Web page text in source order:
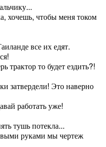
хочешь, чтобы меня током
все их едят.
трактор то будет ездить?!
затвердели! Это наверно
работать уже!
тушь потекла...
руками мы чертеж